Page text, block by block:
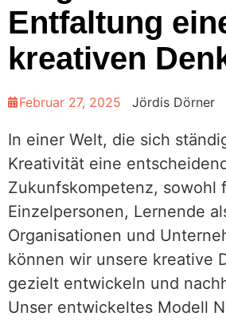
Entfaltung
kreativen
Februar 27, 2025 Jördis Dörner
In einer Welt, die sich
Kreativität eine
Zukunfskompetenz, sowohl
Einzelpersonen, Lernende
Organisationen und
können wir unsere kreative
gezielt entwickeln und
Unser entwickeltes Modell